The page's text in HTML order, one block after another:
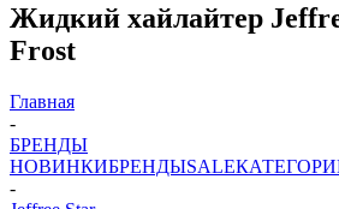
Жидкий хайлайтер
Frost
Главная
-
БРЕНДЫ
НОВИНКИБРЕНДЫSALE
-